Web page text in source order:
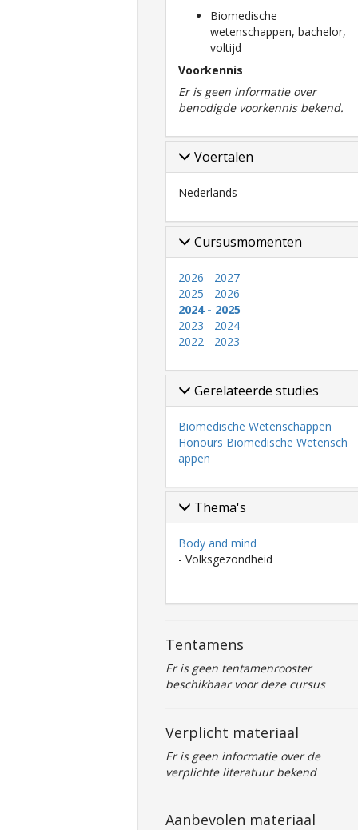
Biomedische
wetenschappen, bachelor,
voltijd
Voorkennis
Er is geen informatie over
benodigde voorkennis bekend.
Voertalen
Nederlands
Cursusmomenten
2026 - 2027
2025 - 2026
2024 - 2025
2023 - 2024
2022 - 2023
Gerelateerde studies
Biomedische Wetenschappen
Honours Biomedische Wetensch
appen
Thema's
Body and mind
- Volksgezondheid
Tentamens
Er is geen tentamenrooster
beschikbaar voor deze cursus
Verplicht materiaal
Er is geen informatie over de
verplichte literatuur bekend
Aanbevolen materiaal